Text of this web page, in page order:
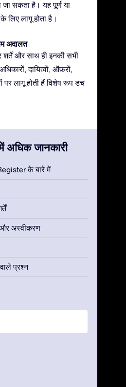
जा सकता है। यह पूर्ण या
लागू होता है।
अदालत
शर्तें और साथ ही इनकी सभी
दायित्वों, ऑफ़रों,
पर लागू होती हैं विशेष रूप डच
अधिक जानकारी
के बारे में
और अस्वीकरण
प्रश्न